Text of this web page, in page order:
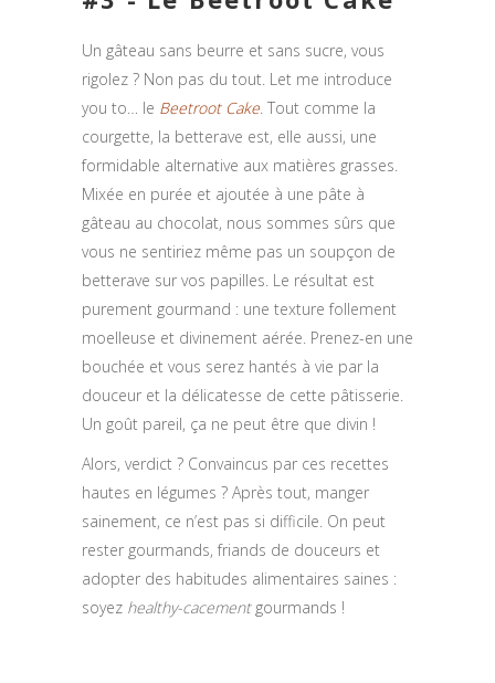
Un gâteau sans beurre et sans sucre, vous
rigolez ? Non pas du tout. Let me introduce
you to… le Beetroot Cake. Tout comme la
courgette, la betterave est, elle aussi, une
formidable alternative aux matières grasses.
Mixée en purée et ajoutée à une pâte à
gâteau au chocolat, nous sommes sûrs que
vous ne sentiriez même pas un soupçon de
betterave sur vos papilles. Le résultat est
purement gourmand : une texture follement
moelleuse et divinement aérée. Prenez-en une
bouchée et vous serez hantés à vie par la
douceur et la délicatesse de cette pâtisserie.
Un goût pareil, ça ne peut être que divin !
Alors, verdict ? Convaincus par ces recettes
hautes en légumes ? Après tout, manger
sainement, ce n’est pas si difficile. On peut
rester gourmands, friands de douceurs et
adopter des habitudes alimentaires saines :
soyez healthy-cacement gourmands !